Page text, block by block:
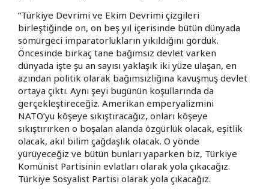
“Türkiye Devrimi ve Ekim Devrimi çizgileri
birleştiğinde on, on beş yıl içerisinde bütün dünyada
sömürgeci imparatorlukların yıkıldığını gördük.
Öncesinde birkaç tane bağımsız devlet varken
dünyada işte şu an sayısı yaklaşık iki yüze ulaşan, en
azından politik olarak bağımsızlığına kavuşmuş devlet
ortaya çıktı. Aynı şeyi bugünün koşullarında da
gerçekleştireceğiz. Amerikan emperyalizmini
NATO’yu köşeye sıkıştıracağız, onları köşeye
sıkıştırırken o boşalan alanda özgürlük olacak, eşitlik
olacak, akıl bilim çağdaşlık olacak. O yönde
yürüyeceğiz ve bütün bunları yaparken biz, Türkiye
Komünist Partisinin evlatları olarak yola çıkacağız.
Türkiye Sosyalist Partisi olarak yola çıkacağız.